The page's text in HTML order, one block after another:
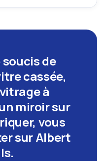
de
cassée,
à
miroir sur
vous
sur Albert